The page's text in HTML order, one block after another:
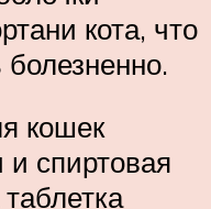
кота, что
болезненно.
кошек
и спиртовая